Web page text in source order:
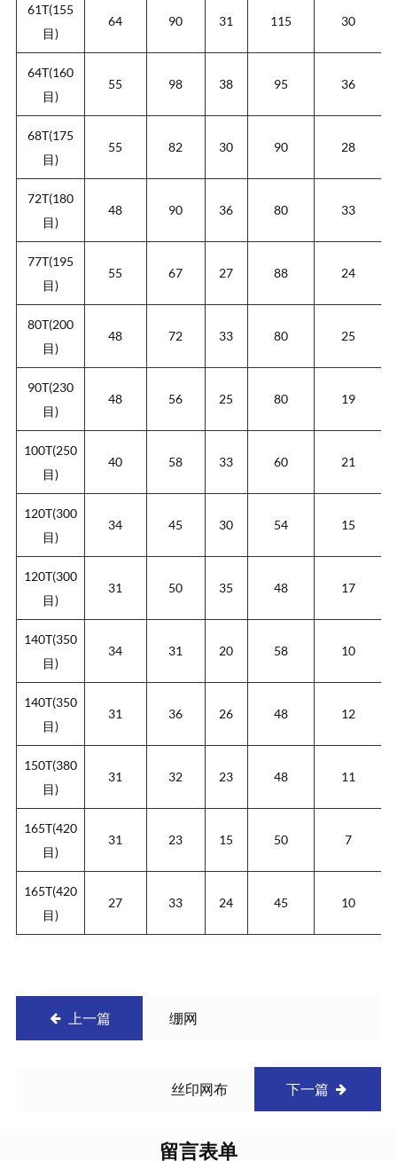
61T(155
目)
64 90 31 115 30
64T(160
目)
55 98 38 95 36
68T(175
目)
55 82 30 90 28
72T(180
目)
48 90 36 80 33
77T(195
目)
55 67 27 88 24
80T(200
目)
48 72 33 80 25
90T(230
目)
48 56 25 80 19
100T(250
目)
40 58 33 60 21
120T(300
目)
34 45 30 54 15
120T(300
目)
31 50 35 48 17
140T(350
目)
34 31 20 58 10
140T(350
目)
31 36 26 48 12
150T(380
目)
31 32 23 48 11
165T(420
目)
31 23 15 50 7
165T(420
目)
27 33 24 45 10
上一篇 绷网
下一篇
丝印网布
留言表单